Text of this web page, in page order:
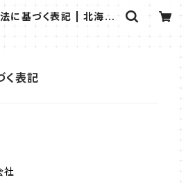
に基づく表記 | 北海道
く表記
社